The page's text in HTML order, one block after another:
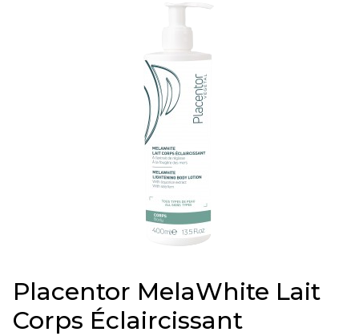
Placentor MelaWhite Lait
Corps Éclaircissant